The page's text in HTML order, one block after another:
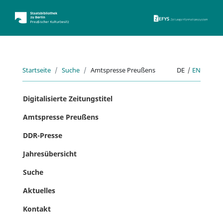
Startseite Suche Amtspresse Preußens DE | EN
Digitalisierte Zeitungstitel
Amtspresse Preußens
DDR-Presse
Jahresübersicht
Suche
Aktuelles
Kontakt